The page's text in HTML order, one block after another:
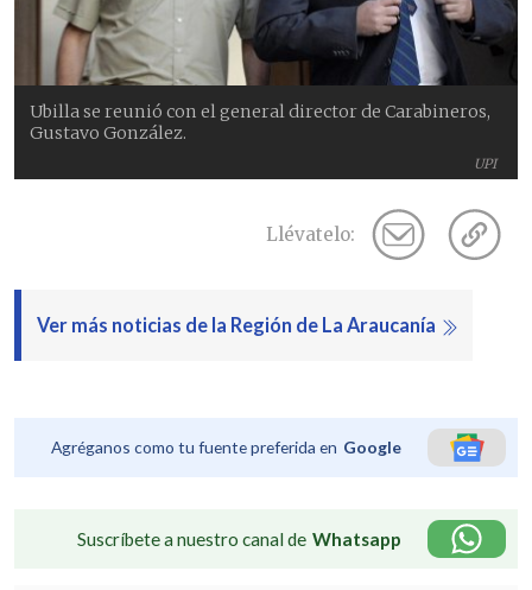
UPI
Ubilla se reunió con el general director de Carabineros,
Gustavo González.
Llévatelo:
Ver más noticias de la Región de La Araucanía
Agréganos como tu fuente preferida en Google
Suscríbete a nuestro canal de Whatsapp